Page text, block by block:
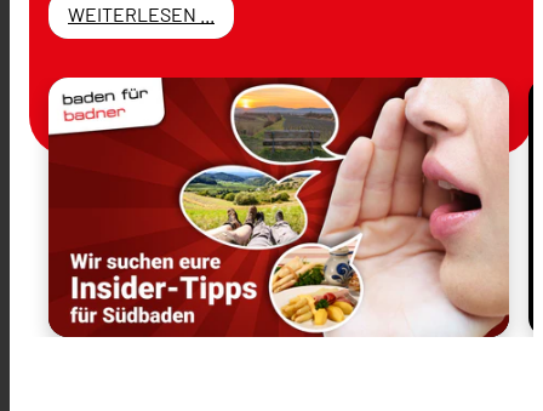
WEITERLESEN ...